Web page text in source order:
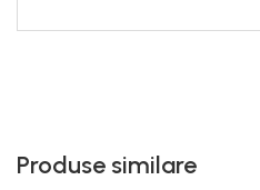
Produse similare